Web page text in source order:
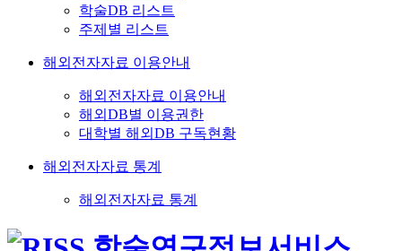
학술DB 리스트
주제별 리스트
해외전자자료 이용안내
해외전자자료 이용안내
해외DB별 이용권한
대학별 해외DB 구독현황
해외전자자료 통계
해외전자자료 통계